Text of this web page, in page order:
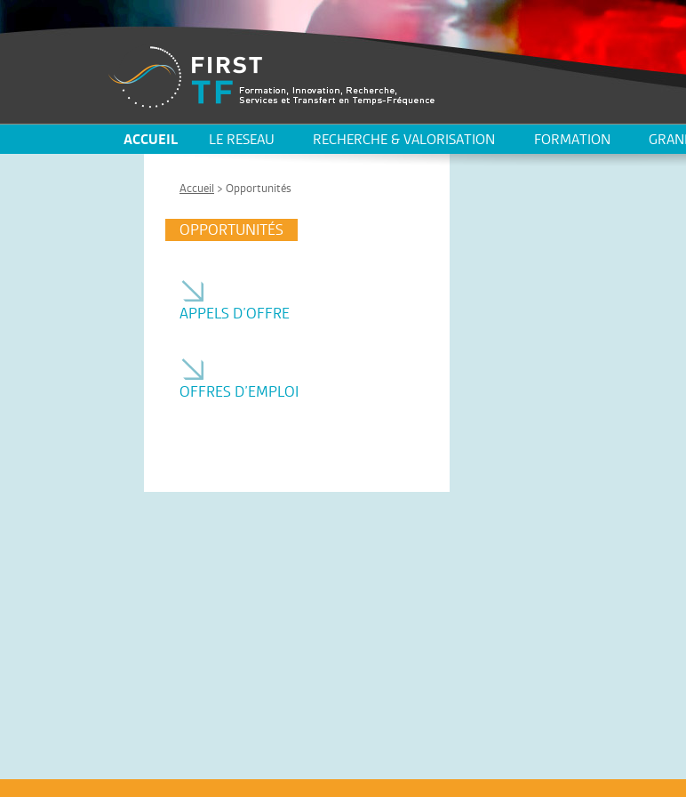
ACCUEIL LE RESEAU RECHERCHE & VALORISATION FORMATION
Accueil > Opportunités
OPPORTUNITÉS
APPELS D’OFFRE
OFFRES D’EMPLOI